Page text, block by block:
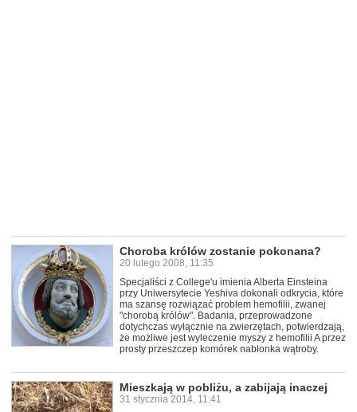
Choroba królów zostanie pokonana?
20 lutego 2008, 11:35
Specjaliści z College'u imienia Alberta Einsteina
przy Uniwersytecie Yeshiva dokonali odkrycia, które
ma szansę rozwiązać problem hemofilii, zwanej
"chorobą królów". Badania, przeprowadzone
dotychczas wyłącznie na zwierzętach, potwierdzają,
że możliwe jest wyleczenie myszy z hemofilii A przez
prosty przeszczep komórek nabłonka wątroby.
Mieszkają w pobliżu, a zabijają inaczej
31 stycznia 2014, 11:41